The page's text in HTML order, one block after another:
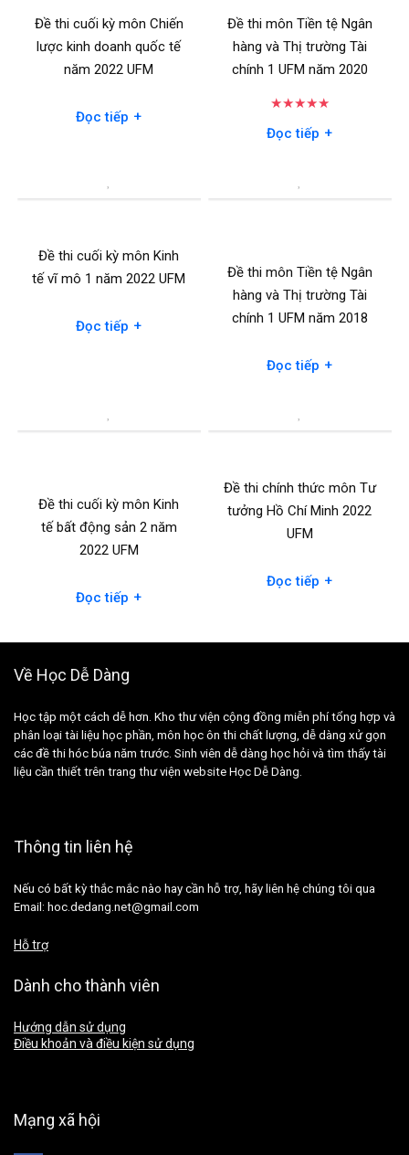
Đề thi cuối kỳ môn Chiến
lược kinh doanh quốc tế
năm 2022 UFM
Đọc tiếp +
Đề thi môn Tiền tệ Ngân
hàng và Thị trường Tài
chính 1 UFM năm 2020
★★★★★
Đọc tiếp +
Đề thi cuối kỳ môn Kinh
tế vĩ mô 1 năm 2022 UFM
Đọc tiếp +
Đề thi môn Tiền tệ Ngân
hàng và Thị trường Tài
chính 1 UFM năm 2018
Đọc tiếp +
Đề thi cuối kỳ môn Kinh
tế bất động sản 2 năm
2022 UFM
Đọc tiếp +
Đề thi chính thức môn Tư
tưởng Hồ Chí Minh 2022
UFM
Đọc tiếp +
Về Học Dễ Dàng
Học tập một cách dễ hơn. Kho thư viện cộng đồng miễn phí tổng hợp và
phân loại tài liệu học phần, môn học ôn thi chất lượng, dễ dàng xử gọn
các đề thi hóc búa năm trước. Sinh viên dễ dàng học hỏi và tìm thấy tài
liệu cần thiết trên trang thư viện website Học Dễ Dàng.
Thông tin liên hệ
Nếu có bất kỳ thắc mắc nào hay cần hỗ trợ, hãy liên hệ chúng tôi qua
Email: hoc.dedang.net@gmail.com
Hỗ trợ
Dành cho thành viên
Hướng dẫn sử dụng
Điều khoản và điều kiện sử dụng
Mạng xã hội